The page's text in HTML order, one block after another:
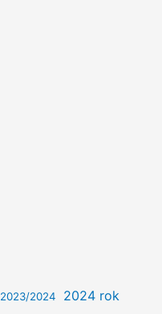
2023/2024 2024 rok